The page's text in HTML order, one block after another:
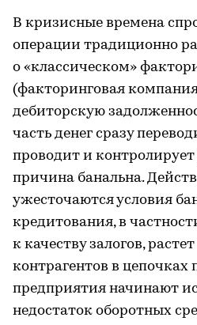
В кризисные времена
операции традиционно
о «классическом»
(факторинговая
дебиторскую
часть денег сразу
проводит и контролирует
причина банальна.
ужесточаются условия
кредитования, в
к качеству залогов,
контрагентов в цепочках
предприятия начинают
недостаток оборотных